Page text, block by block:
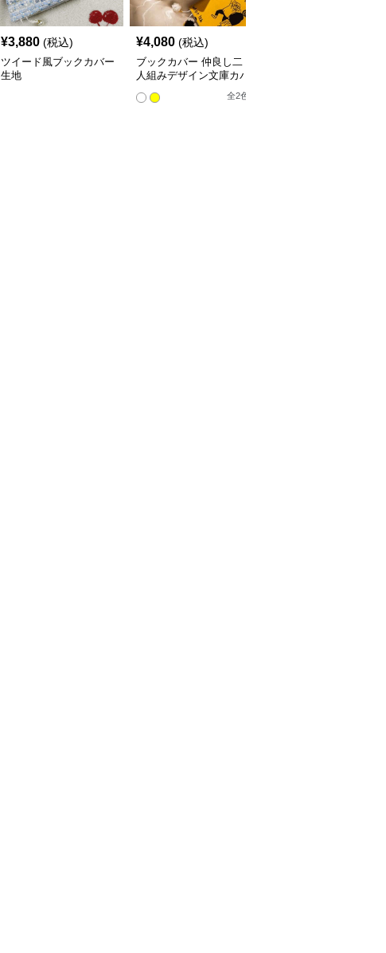
¥3,880 (税込)
ツイード風ブックカバー
生地
¥4,080 (税込)
ブックカバー 仲良し二
人組みデザイン文庫カバ
全2色